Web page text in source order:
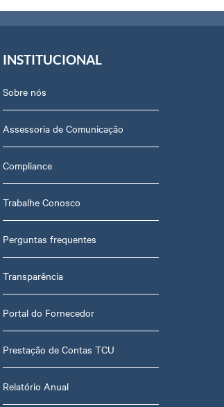
INSTITUCIONAL
Sobre nós
Assessoria de Comunicação
Compliance
Trabalhe Conosco
Perguntas frequentes
Transparência
Portal do Fornecedor
Prestação de Contas TCU
Relatório Anual